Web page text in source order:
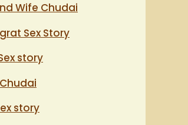
Wife Chudai
Sex Story
story
story